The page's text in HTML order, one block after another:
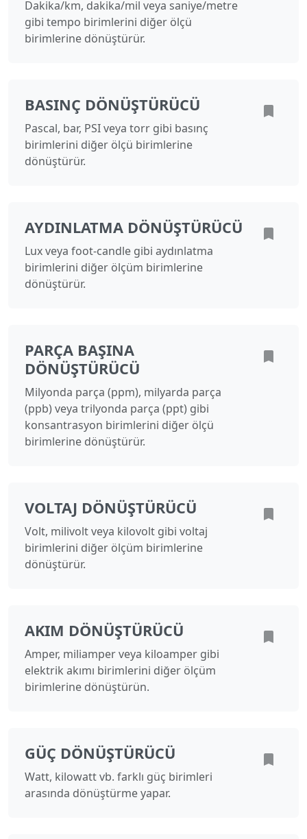
Dakika/km, dakika/mil veya saniye/metre
gibi tempo birimlerini diğer ölçü
birimlerine dönüştürür.
BASINÇ DÖNÜŞTÜRÜCÜ
Pascal, bar, PSI veya torr gibi basınç
birimlerini diğer ölçü birimlerine
dönüştürür.
AYDINLATMA DÖNÜŞTÜRÜCÜ
Lux veya foot-candle gibi aydınlatma
birimlerini diğer ölçüm birimlerine
dönüştürür.
PARÇA BAŞINA
DÖNÜŞTÜRÜCÜ
Milyonda parça (ppm), milyarda parça
(ppb) veya trilyonda parça (ppt) gibi
konsantrasyon birimlerini diğer ölçü
birimlerine dönüştürür.
VOLTAJ DÖNÜŞTÜRÜCÜ
Volt, milivolt veya kilovolt gibi voltaj
birimlerini diğer ölçüm birimlerine
dönüştürür.
AKIM DÖNÜŞTÜRÜCÜ
Amper, miliamper veya kiloamper gibi
elektrik akımı birimlerini diğer ölçüm
birimlerine dönüştürün.
GÜÇ DÖNÜŞTÜRÜCÜ
Watt, kilowatt vb. farklı güç birimleri
arasında dönüştürme yapar.